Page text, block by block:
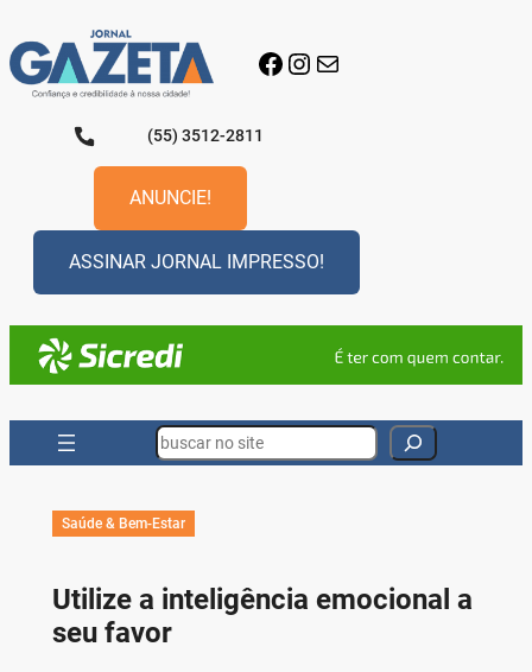
para
o
conteúdo
Facebook
Instagram
E-mail
(55) 3512-2811
ANUNCIE!
ASSINAR JORNAL IMPRESSO!
Search
Saúde & Bem-Estar
Utilize a inteligência emocional a
seu favor